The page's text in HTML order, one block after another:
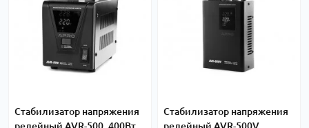
Стабилизатор напряжения
Стабилизатор напряжения